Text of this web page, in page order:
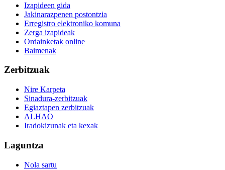
Izapideen gida
Jakinarazpenen postontzia
Erregistro elektroniko komuna
Zerga izapideak
Ordainketak online
Baimenak
Zerbitzuak
Nire Karpeta
Sinadura-zerbitzuak
Egiaztapen zerbitzuak
ALHAO
Iradokizunak eta kexak
Laguntza
Nola sartu